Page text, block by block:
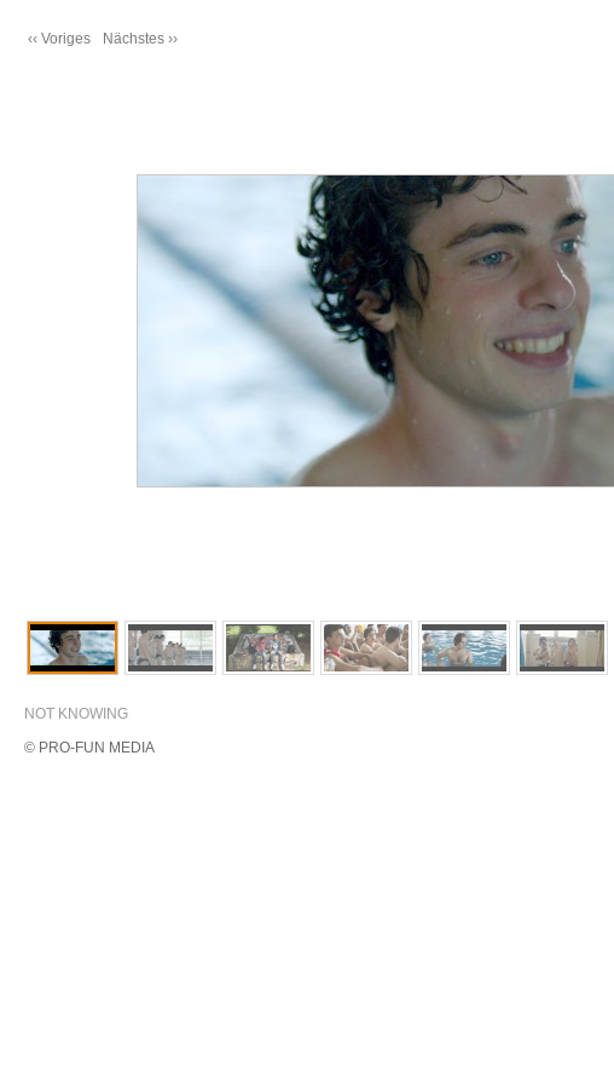
‹‹ Voriges Nächstes ››
NOT KNOWING
© PRO-FUN MEDIA